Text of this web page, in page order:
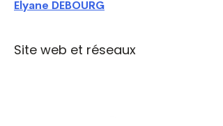
Elyane DEBOURG
Site web et réseaux